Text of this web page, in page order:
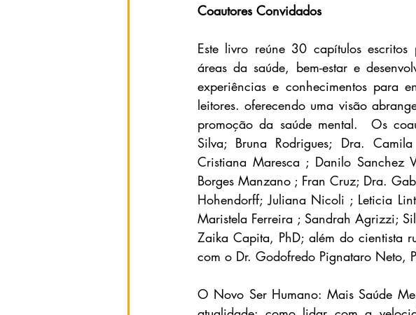
Coautores Convidados
Este livro reúne 30 capítulos escritos
áreas da saúde, bem-estar e
experiências e conhecimentos para
leitores. oferecendo uma visão
promoção da saúde mental.  Os
Silva; Bruna Rodrigues; Dra.
Cristiana Maresca ; Danilo Sanchez
Borges Manzano ; Fran Cruz; Dra.
Hohendorff; Juliana Nicoli ; Leticia
Maristela Ferreira ; Sandrah Agrizzi;
Zaika Capita, PhD; além do cientista
com o Dr. Godofredo Pignataro Neto,
O Novo Ser Humano: Mais Saúde